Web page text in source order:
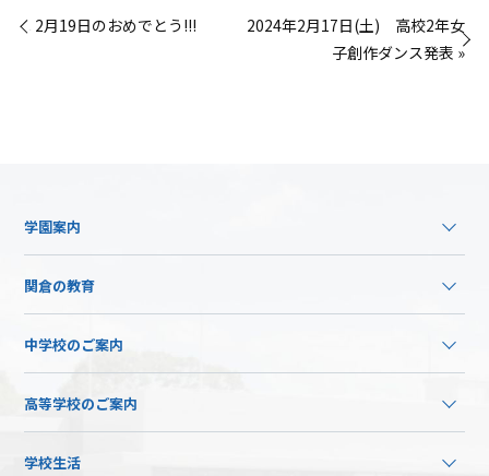
« 2月19日のおめでとう!!!
2024年2月17日(土) 高校2年女
子創作ダンス発表 »
学園案内
関倉の教育
中学校のご案内
高等学校のご案内
学校生活